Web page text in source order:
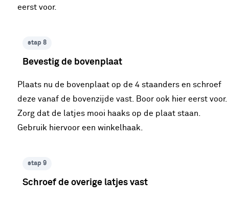
eerst voor.
stap 8
Bevestig de bovenplaat
Plaats nu de bovenplaat op de 4 staanders en schroef
deze vanaf de bovenzijde vast. Boor ook hier eerst voor.
Zorg dat de latjes mooi haaks op de plaat staan.
Gebruik hiervoor een winkelhaak.
stap 9
Schroef de overige latjes vast